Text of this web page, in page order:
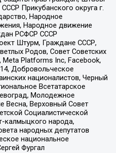
Прикубанского округа г.
Народное
Народное движение
РСФСР СССР
Штурм, Граждане СССР,
Родов, Совет Советских
Platforms Inc, Facebook,
Добровольческое
националистов, Черный
Всетатарское
Молодежное
Весна, Верховный Совет
Социалистической
калмыцкого народа,
народных депутатов
национальное
Фургал